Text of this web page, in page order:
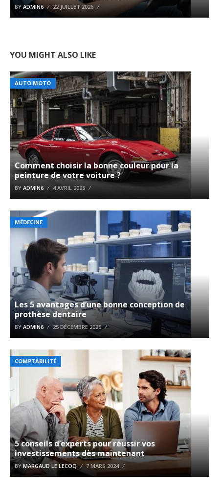
BY ADMIN6 22 JUILLET 2026
YOU MIGHT ALSO LIKE
AUTO MOTO
Comment choisir la bonne couleur pour la
peinture de votre voiture ?
BY ADMIN6 4 AVRIL 2025
MÉDECINE
Les 5 avantages d’une bonne conception de
prothèse dentaire
BY ADMIN6 25 DÉCEMBRE 2025
COMPTABILITÉ
5 conseils d’experts pour réussir vos
investissements dès maintenant
BY MARGAUD LE LECOQ 7 MARS 2024